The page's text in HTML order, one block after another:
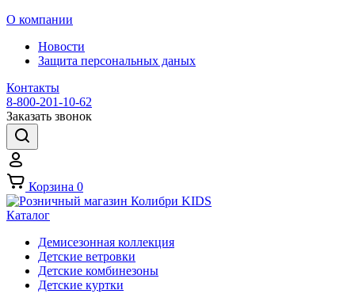
О компании
Новости
Защита персональных даных
Контакты
8-800-201-10-62
Заказать звонок
Корзина 0
Каталог
Демисезонная коллекция
Детские ветровки
Детские комбинезоны
Детские куртки